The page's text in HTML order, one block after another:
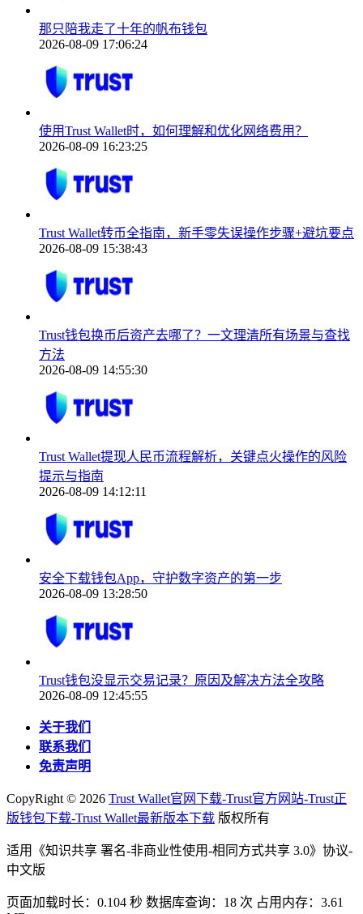
那只陪我走了十年的帆布钱包
2026-08-09 17:06:24
使用Trust Wallet时，如何理解和优化网络费用？
2026-08-09 16:23:25
Trust Wallet转币全指南，新手零失误操作步骤+避坑要点
2026-08-09 15:38:43
Trust钱包换币后资产去哪了？一文理清所有场景与查找
方法
2026-08-09 14:55:30
Trust Wallet提现人民币流程解析，关键点火操作的风险
提示与指南
2026-08-09 14:12:11
安全下载钱包App，守护数字资产的第一步
2026-08-09 13:28:50
Trust钱包没显示交易记录？原因及解决方法全攻略
2026-08-09 12:45:55
关于我们
联系我们
免责声明
CopyRight © 2026 Trust Wallet官网下载-Trust官方网站-Trust正
版钱包下载-Trust Wallet最新版本下载 版权所有
适用《知识共享 署名-非商业性使用-相同方式共享 3.0》协议-
中文版
页面加载时长：0.104 秒 数据库查询：18 次 占用内存：3.61